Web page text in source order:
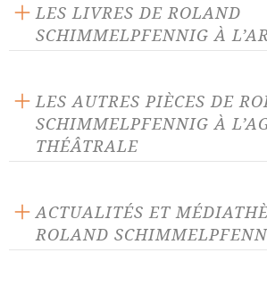
Eberhard Spreng
LES LIVRES DE ROLAND
SCHIMMELPFENNIG À
LES AUTRES PIÈCES DE
SCHIMMELPFENNIG À
THÉÂTRALE
Greifswalder Strasse Idoménée
ACTUALITÉS ET
ROLAND